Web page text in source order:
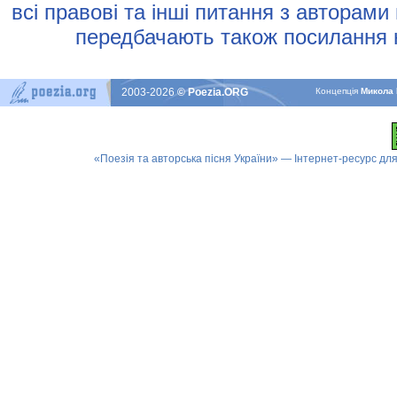
всi правовi та iншi питання з
передбачають також
КонцепцiяМикола
2003-2026© Poezia.ORG
«Поезія та авторська пісня України» — Інтернет-ресурс